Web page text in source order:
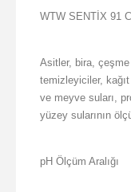
WTW SENTİX 91
Asitler, bira,
temizleyiciler,
ve meyve suları,
yüzey sularının
pH Ölçüm Aralığı